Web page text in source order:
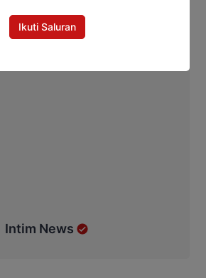
Intim News
Ikuti Saluran